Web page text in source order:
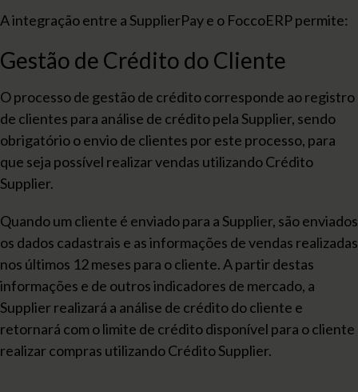
A integração entre a SupplierPay e o FoccoERP permite:
Gestão de Crédito do Cliente
O processo de gestão de crédito corresponde ao registro
de clientes para análise de crédito pela Supplier, sendo
obrigatório o envio de clientes por este processo, para
que seja possível realizar vendas utilizando Crédito
Supplier.
Quando um cliente é enviado para a Supplier, são enviados
os dados cadastrais e as informações de vendas realizadas
nos últimos 12 meses para o cliente. A partir destas
informações e de outros indicadores de mercado, a
Supplier realizará a análise de crédito do cliente e
retornará com o limite de crédito disponível para o cliente
realizar compras utilizando Crédito Supplier.